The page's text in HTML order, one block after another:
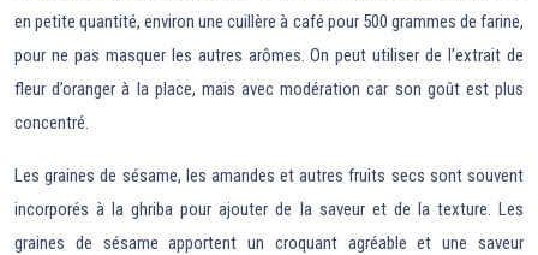
en petite quantité, environ une cuillère à café pour 500 grammes de farine,
pour ne pas masquer les autres arômes. On peut utiliser de l’extrait de
fleur d’oranger à la place, mais avec modération car son goût est plus
concentré.
Les graines de sésame, les amandes et autres fruits secs sont souvent
incorporés à la ghriba pour ajouter de la saveur et de la texture. Les
graines de sésame apportent un croquant agréable et une saveur